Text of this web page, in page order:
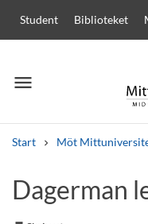
Student Biblioteket
menu
Meny
Start Möt
Andra söktjänster
Kurser och program
Dagerman